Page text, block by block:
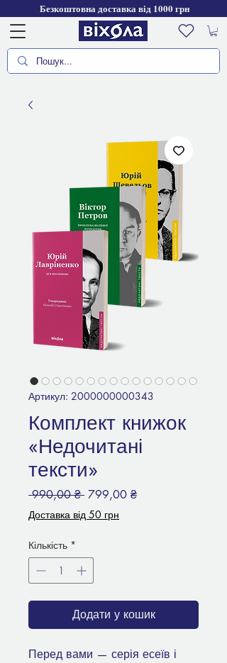
Безкоштовна доставка від 1000 грн
Артикул: 2000000000343
Комплект книжок
«Недочитані
тексти»
990,00 ₴ Звичайна
ціна
799,00 ₴За
Доставка від 50 грн
Кількість *
Додати у кошик
Перед вами — серія есеїв і